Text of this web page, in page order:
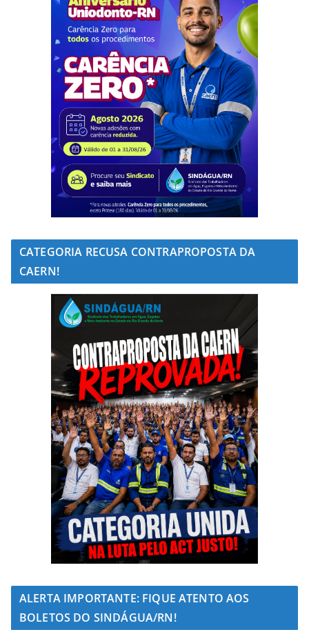
CATEGORIA RECUSA CONTRAPROPOSTA DA
CAERN!
ALERTA IMPORTANTE: FIQUE ATENTO AOS
BOLETOS DO SINDÁGUA/RN!